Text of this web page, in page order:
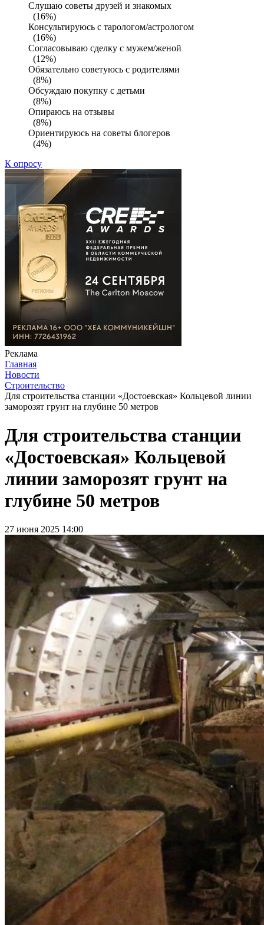
Слушаю советы друзей и знакомых
(16%)
Консультируюсь с тарологом/астрологом
(16%)
Согласовываю сделку с мужем/женой
(12%)
Обязательно советуюсь с родителями
(8%)
Обсуждаю покупку с детьми
(8%)
Опираюсь на отзывы
(8%)
Ориентируюсь на советы блогеров
(4%)
К опросу
Реклама
Главная
Новости
Строительство
Для строительства станции «Достоевская» Кольцевой линии
заморозят грунт на глубине 50 метров
Для строительства станции
«Достоевская» Кольцевой
линии заморозят грунт на
глубине 50 метров
27 июня 2025 14:00